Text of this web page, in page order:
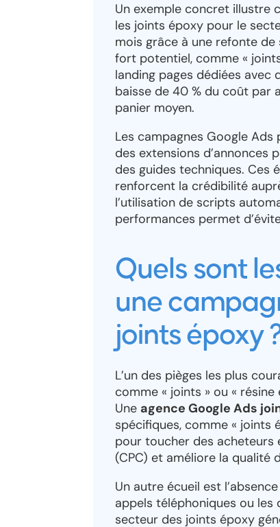
Un exemple concret illustre
les joints époxy pour le
mois grâce à une refonte de
fort potentiel, comme «
landing pages dédiées avec
baisse de 40 % du coût par
panier moyen.
Les campagnes Google
des extensions d’annonces
des guides techniques. Ces
renforcent la crédibilité
l’utilisation de scripts
performances permet
Quels sont
une
joints époxy
L’un des pièges les plus
comme « joints » ou «
Une agence Google Ads
spécifiques, comme « joints
pour toucher des acheteurs
(CPC) et améliore la qualité
Un autre écueil est
appels téléphoniques ou les
secteur des joints époxy